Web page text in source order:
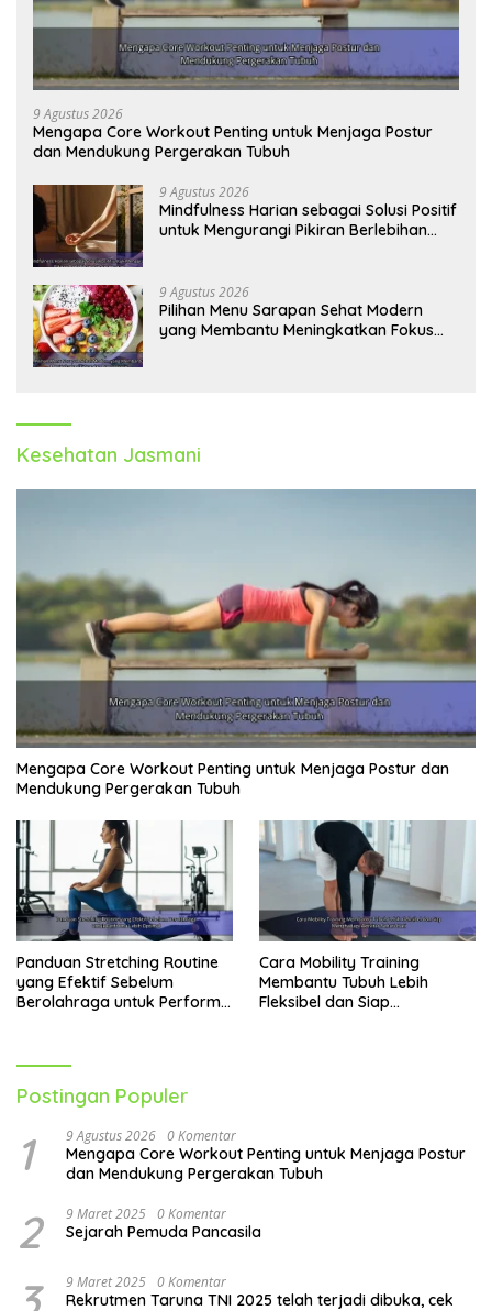
9 Agustus 2026
Mengapa Core Workout Penting untuk Menjaga Postur
dan Mendukung Pergerakan Tubuh
9 Agustus 2026
Mindfulness Harian sebagai Solusi Positif
untuk Mengurangi Pikiran Berlebihan
9 Agustus 2026
Pilihan Menu Sarapan Sehat Modern
yang Membantu Meningkatkan Fokus
Kesehatan Jasmani
Mengapa Core Workout Penting untuk Menjaga Postur dan
Mendukung Pergerakan Tubuh
Panduan Stretching Routine
yang Efektif Sebelum
Berolahraga untuk Performa
Cara Mobility Training
Membantu Tubuh Lebih
Fleksibel dan Siap
Postingan Populer
1 9 Agustus 2026 0 Komentar
Mengapa Core Workout Penting untuk Menjaga Postur
dan Mendukung Pergerakan Tubuh
2 9 Maret 2025 0 Komentar
Sejarah Pemuda Pancasila
9 Maret 2025 0 Komentar
Rekrutmen Taruna TNI 2025 telah terjadi dibuka, cek